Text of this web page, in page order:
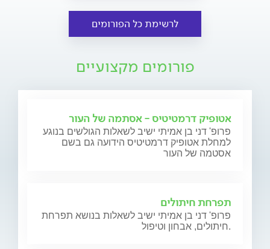
לרשימת כל הפורומים
פורומים מקצועיים
אטופיק דרמטיטיס - אסתמה של העור
פרופ' דני בן אמיתי ישיב לשאלות הגולשים בנוגע
למחלת אטופיק דרמטיטיס הידועה גם בשם
אסטמה של העור
תפרחת חיתולים
פרופ' דני בן אמיתי ישיב לשאלות בנושא תפרחת
חיתולים, אבחון וטיפול.